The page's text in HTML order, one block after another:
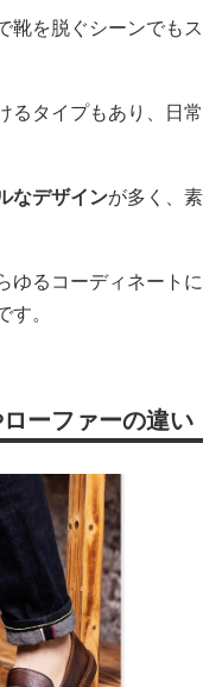
靴を脱ぐシーンでもス
るタイプもあり、日常
なデザインが多く、素
ゆるコーディネートに
。
ーファーの違い